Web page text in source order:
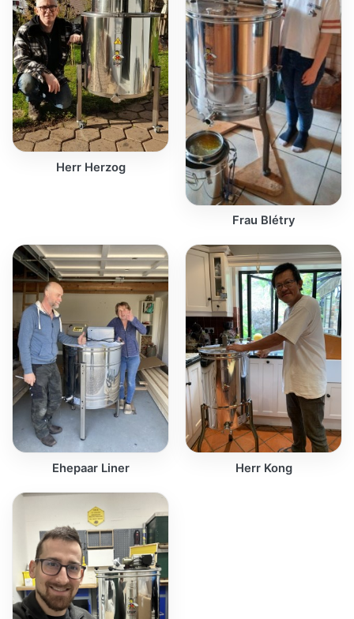
Herr Herzog
Frau Blétry
Ehepaar Liner Herr Kong